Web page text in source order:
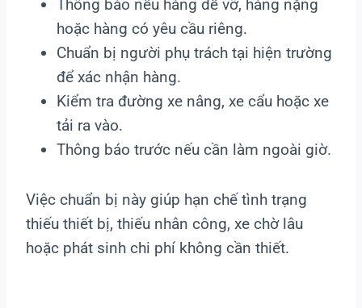
Thông báo nếu hàng dễ vỡ, hàng nặng
hoặc hàng có yêu cầu riêng.
Chuẩn bị người phụ trách tại hiện trường
để xác nhận hàng.
Kiểm tra đường xe nâng, xe cẩu hoặc xe
tải ra vào.
Thông báo trước nếu cần làm ngoài giờ.
Việc chuẩn bị này giúp hạn chế tình trạng
thiếu thiết bị, thiếu nhân công, xe chờ lâu
hoặc phát sinh chi phí không cần thiết.